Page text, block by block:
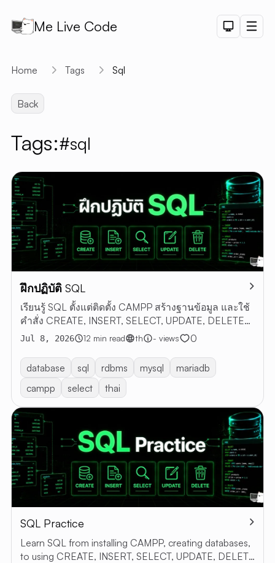
Me Live Code
DEMO
PET
CHART
DEMO
ALL
ABOUT
EN TH
Dark
Home Tags Sql
Back
Tags:#sql
ฝึกปฏิบัติ SQL
เรียนรู้ SQL ตั้งแต่ติดตั้ง CAMPP สร้างฐานข้อมูล และใช้
คำสั่ง CREATE, INSERT, SELECT, UPDATE, DELETE
พร้อมตัวอย่าง
Jul 8, 2026 12 min read th - views 0
database sql rdbms mysql
mariadb
campp
select thai
SQL Practice
Learn SQL from installing CAMPP, creating databases,
to using CREATE, INSERT, SELECT, UPDATE, DELETE